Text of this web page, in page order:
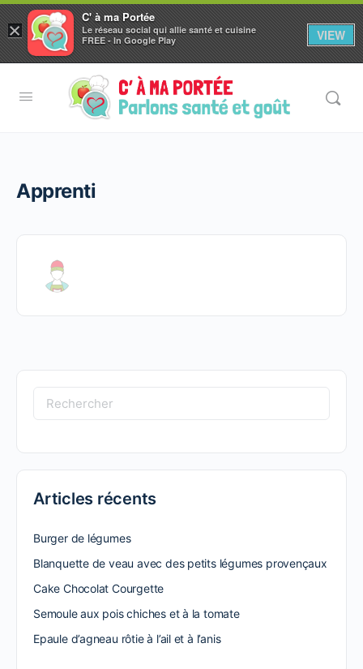
Aller au
contenu
Apprenti
Recherche
pour:
Articles récents
Burger de légumes
Blanquette de veau avec des petits légumes provençaux
Cake Chocolat Courgette
Semoule aux pois chiches et à la tomate
Epaule d’agneau rôtie à l’ail et à l’anis
×
C' à ma Portée
Le réseau social qui allie santé et cuisine
FREE - In Google Play
VIEW